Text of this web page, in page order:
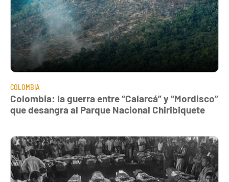
COLOMBIA
Colombia: la guerra entre “Calarcá” y “Mordisco”
que desangra al Parque Nacional Chiribiquete